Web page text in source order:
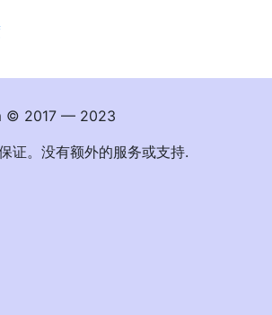
© 2017 — 2023
证。没有额外的服务或支持.